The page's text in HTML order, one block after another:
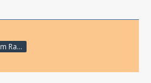
hört Hörspiele beim Rasenmähen